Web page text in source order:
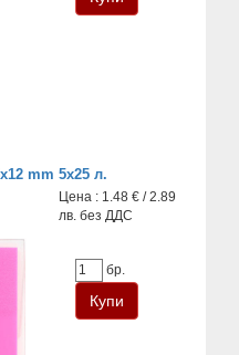
mm 5x25 л.
Цена : 1.48 € / 2.89
лв. без ДДС
бр.